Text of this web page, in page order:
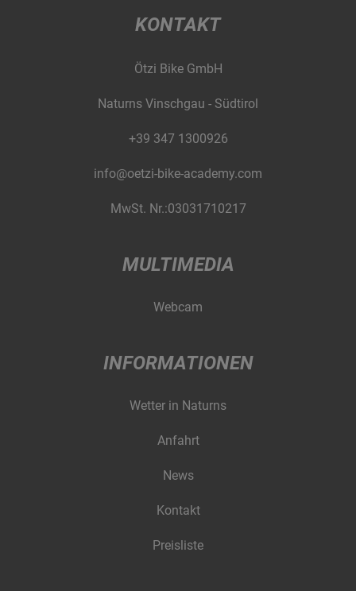
KONTAKT
Ötzi Bike GmbH
Naturns Vinschgau - Südtirol
+39 347 1300926
info@oetzi-bike-academy.com
MwSt. Nr.:03031710217
MULTIMEDIA
Webcam
INFORMATIONEN
Wetter in Naturns
Anfahrt
News
Kontakt
Preisliste